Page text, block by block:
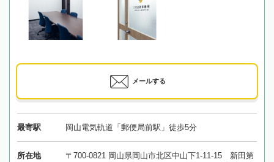
メールする
最寄駅 岡山電気軌道「郵便局前駅」徒歩5分
所在地
〒700-0821 岡山県岡山市北区中山下1-11-15 新田第